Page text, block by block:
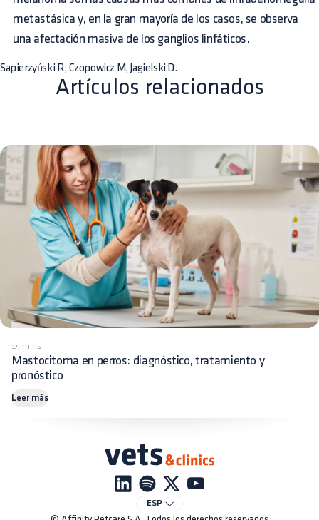
metastásica y, en la gran mayoría de los casos, se observa
una afectación masiva de los ganglios linfáticos.
Sapierzyński R, Czopowicz M, Jagielski D.
Artículos relacionados
15 mins
Mastocitoma en perros: diagnóstico, tratamiento y
pronóstico
Leer más
ESP